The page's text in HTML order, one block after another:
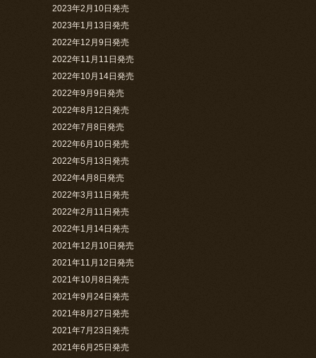
2023年2月10日発売
2023年1月13日発売
2022年12月9日発売
2022年11月11日発売
2022年10月14日発売
2022年9月9日発売
2022年8月12日発売
2022年7月8日発売
2022年6月10日発売
2022年5月13日発売
2022年4月8日発売
2022年3月11日発売
2022年2月11日発売
2022年1月14日発売
2021年12月10日発売
2021年11月12日発売
2021年10月8日発売
2021年9月24日発売
2021年8月27日発売
2021年7月23日発売
2021年6月25日発売